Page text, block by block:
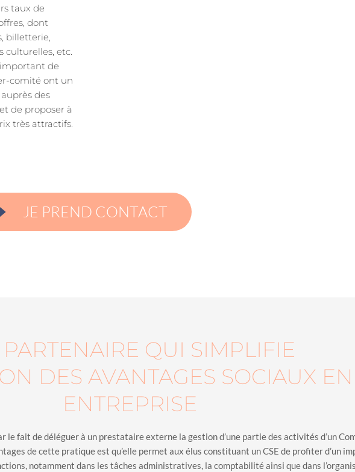
taux de
dont
billetterie,
culturelles, etc.
de
comité ont un
des
de proposer à
très attractifs.
JE PREND CONTACT
QUI SIMPLIFIE
DES AVANTAGES SOCIAUX EN
ENTREPRISE
le fait de déléguer à un prestataire externe la gestion d’une partie des activités d’un
de cette pratique est qu’elle permet aux élus constituant un CSE de profiter d’un
notamment dans les tâches administratives, la comptabilité ainsi que dans